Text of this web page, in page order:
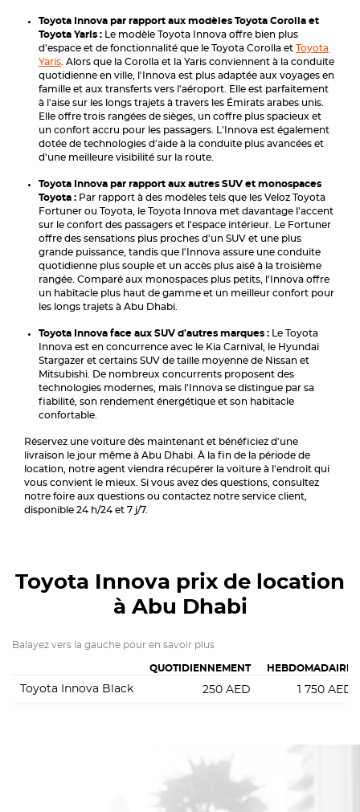
Toyota Innova par rapport aux modèles Toyota Corolla et
Toyota Yaris :
Le modèle Toyota Innova offre bien plus
d'espace et de fonctionnalité que le Toyota Corolla et Toyota
Yaris . Alors que la Corolla et la Yaris conviennent à la conduite
quotidienne en ville, l'Innova est plus adaptée aux voyages en
famille et aux transferts vers l'aéroport. Elle est parfaitement
à l'aise sur les longs trajets à travers les Émirats arabes unis.
Elle offre trois rangées de sièges, un coffre plus spacieux et
un confort accru pour les passagers. L'Innova est également
dotée de technologies d'aide à la conduite plus avancées et
d'une meilleure visibilité sur la route.
Toyota Innova par rapport aux autres SUV et monospaces
Toyota : Par rapport à des modèles tels que les Veloz Toyota
Fortuner ou Toyota, le Toyota Innova met davantage l'accent
sur le confort des passagers et l'espace intérieur. Le Fortuner
offre des sensations plus proches d'un SUV et une plus
grande puissance, tandis que l'Innova assure une conduite
quotidienne plus souple et un accès plus aisé à la troisième
rangée. Comparé aux monospaces plus petits, l'Innova offre
un habitacle plus haut de gamme et un meilleur confort pour
les longs trajets à Abu Dhabi.
Toyota Innova face aux SUV d'autres marques : Le Toyota
Innova est en concurrence avec le Kia Carnival, le Hyundai
Stargazer et certains SUV de taille moyenne de Nissan et
Mitsubishi. De nombreux concurrents proposent des
technologies modernes, mais l'Innova se distingue par sa
fiabilité, son rendement énergétique et son habitacle
confortable.
Réservez une voiture dès maintenant et bénéficiez d'une
livraison le jour même à Abu Dhabi. À la fin de la période de
location, notre agent viendra récupérer la voiture à l'endroit qui
vous convient le mieux. Si vous avez des questions, consultez
notre foire aux questions ou contactez notre service client,
disponible 24 h/24 et 7 j/7.
Toyota Innova prix de location
à Abu Dhabi
Balayez vers la gauche pour en savoir plus
QUOTIDIENNEMENT HEBDOMADAIRE
Toyota Innova Black 250 AED 1 750 AED